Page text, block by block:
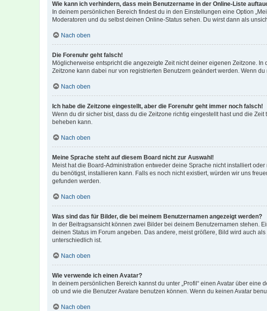
Wie kann ich verhindern, dass mein Benutzername in der Online-Liste
In deinem persönlichen Bereich findest du in den Einstellungen eine Option
Moderatoren und du selbst deinen Online-Status sehen. Du wirst dann als
Nach oben
Die Forenuhr geht falsch!
Möglicherweise entspricht die angezeigte Zeit nicht deiner eigenen Zeitzone.
Zeitzone kann dabei nur von registrierten Benutzern geändert werden. Wenn
Nach oben
Ich habe die Zeitzone eingestellt, aber die Forenuhr geht immer noch falsch!
Wenn du dir sicher bist, dass du die Zeitzone richtig eingestellt hast und die
beheben kann.
Nach oben
Meine Sprache steht auf diesem Board nicht zur Auswahl!
Meist hat die Board-Administration entweder deine Sprache nicht installiert
du benötigst, installieren kann. Falls es noch nicht existiert, würden wir uns
gefunden werden.
Nach oben
Was sind das für Bilder, die bei meinem Benutzernamen angezeigt werden?
In der Beitragsansicht können zwei Bilder bei deinem Benutzernamen stehen.
deinen Status im Forum angeben. Das andere, meist größere, Bild wird auch
unterschiedlich ist.
Nach oben
Wie verwende ich einen Avatar?
In deinem persönlichen Bereich kannst du unter „Profil“ einen Avatar über
ob und wie die Benutzer Avatare benutzen können. Wenn du keinen Avatar
Nach oben